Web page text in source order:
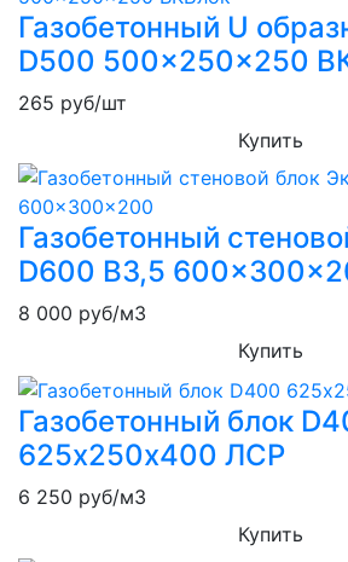
Газобетонный U
D500 500x250x250
265 руб/шт
Купить
Газобетонный
D600 B3,5
8 000 руб/м3
Купить
Газобетонный блок
625х250х400 ЛСР
6 250 руб/м3
Купить